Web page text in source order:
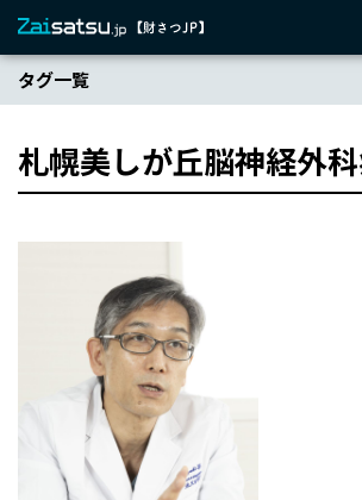
タグ一覧
札幌美しが丘脳神経外